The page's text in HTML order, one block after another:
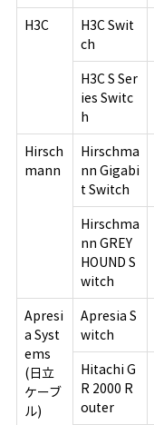
H3C
H3C Swit
ch
H3C S Ser
ies Switc
h
Hirsch
mann
Hirschma
nn Gigabi
t Switch
Hirschma
nn GREY
HOUND S
witch
Apresi
a Syst
ems
(日立
ケーブ
ル)
Apresia S
witch
Hitachi G
R 2000 R
outer